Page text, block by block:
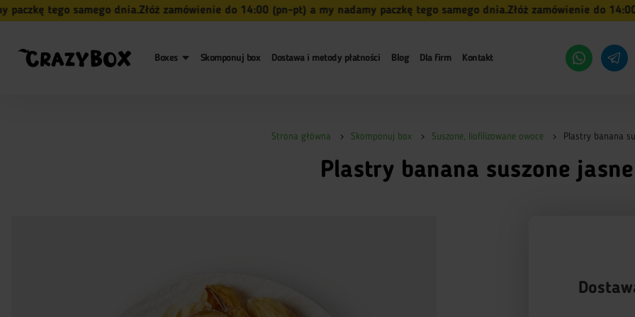
tego samego dnia. Złóż zamówienie do 14:00 (pn-pt) a my nadamy paczkę tego samego dnia. Złóż zamówienie do 14:00
Boxes Skomponuj box Dostawa i metody płatności Blog Dla firm Kontakt
Strona główna Skomponuj box Suszone, liofilizowane owoce Plastry banana
Plastry banana suszone jasne